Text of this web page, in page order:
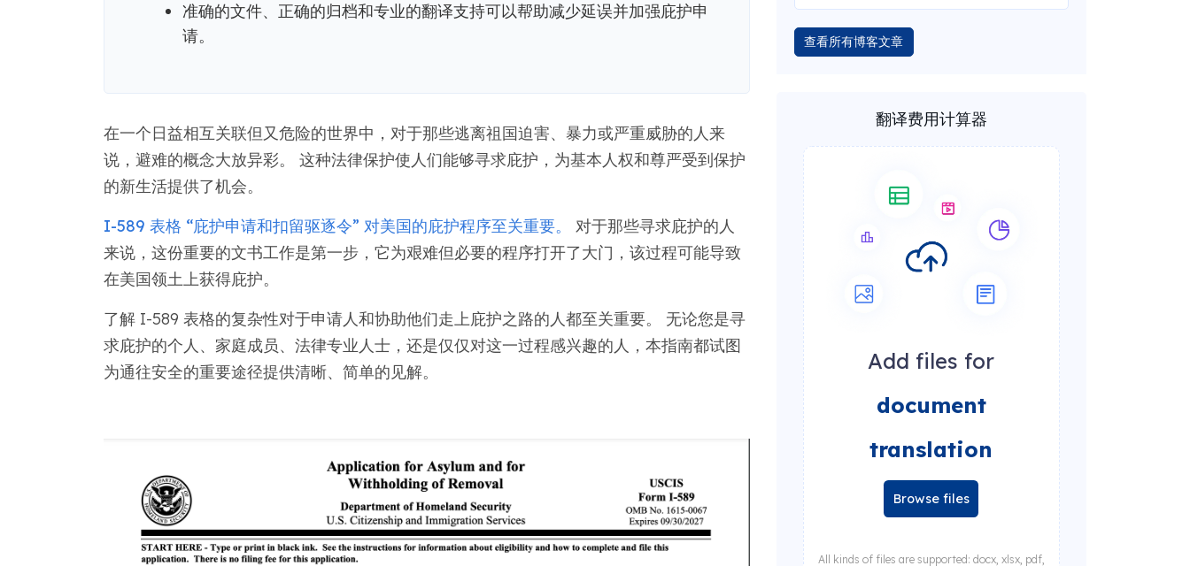
准确的文件、正确的归档和专业的翻译支持可以帮助减少延误并加强庇护申
请。
在一个日益相互关联但又危险的世界中，对于那些逃离祖国迫害、暴力或严重威胁的人来
说，避难的概念大放异彩。 这种法律保护使人们能够寻求庇护，为基本人权和尊严受到保护
的新生活提供了机会。
I-589 表格 “庇护申请和扣留驱逐令” 对美国的庇护程序至关重要。
对于那些寻求庇护的人
来说，这份重要的文书工作是第一步，它为艰难但必要的程序打开了大门，该过程可能导致
在美国领土上获得庇护。
了解 I-589 表格的复杂性对于申请人和协助他们走上庇护之路的人都至关重要。 无论您是寻
求庇护的个人、家庭成员、法律专业人士，还是仅仅对这一过程感兴趣的人，本指南都试图
为通往安全的重要途径提供清晰、简单的见解。
查看所有博客文章
翻译费用计算器
Add files for
document
translation
Browse files
All kinds of files are supported: docx, xlsx, pdf,